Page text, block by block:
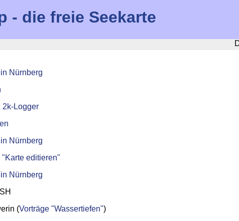
- die freie Seekarte
Nürnberg
2k-Logger
Nürnberg
editieren"
Nürnberg
(Vorträge "Wassertiefen")